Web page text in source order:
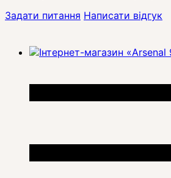
Задати питання Написати відгук